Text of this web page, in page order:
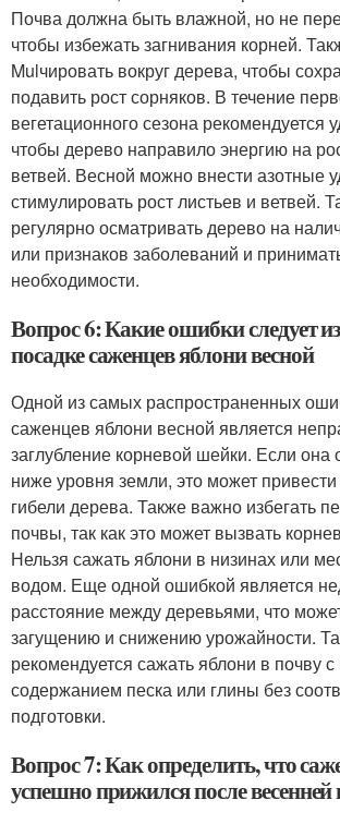
Почва должна быть влажной, но не
чтобы избежать загнивания корней.
Mulчировать вокруг дерева, чтобы
подавить рост сорняков. В течение
вегетационного сезона рекомендуется
чтобы дерево направило энергию на
ветвей. Весной можно внести азотные
стимулировать рост листьев и ветвей.
регулярно осматривать дерево на
или признаков заболеваний и
необходимости.
Вопрос 6: Какие ошибки следует
посадке саженцев яблони весной
Одной из самых распространенных
саженцев яблони весной является
заглубление корневой шейки. Если она
ниже уровня земли, это может
гибели дерева. Также важно избегать
почвы, так как это может вызвать
Нельзя сажать яблони в низинах или
водом. Еще одной ошибкой является
расстояние между деревьями, что
загущению и снижению урожайности.
рекомендуется сажать яблони в почву
содержанием песка или глины без
подготовки.
Вопрос 7: Как определить, что
успешно прижился после весенней